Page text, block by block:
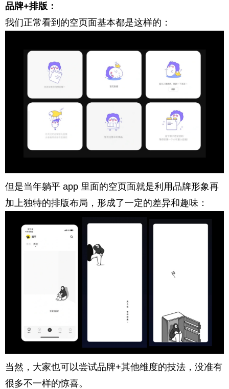
品牌+排版 ：
我们正常看到的空页面基本都是这样的：
但是当年躺平 app 里面的空页面就是利用品牌形象再
加上独特的排版布局，形成了一定的差异和趣味：
当然，大家也可以尝试品牌+其他维度的技法，没准有
很多不一样的惊喜。